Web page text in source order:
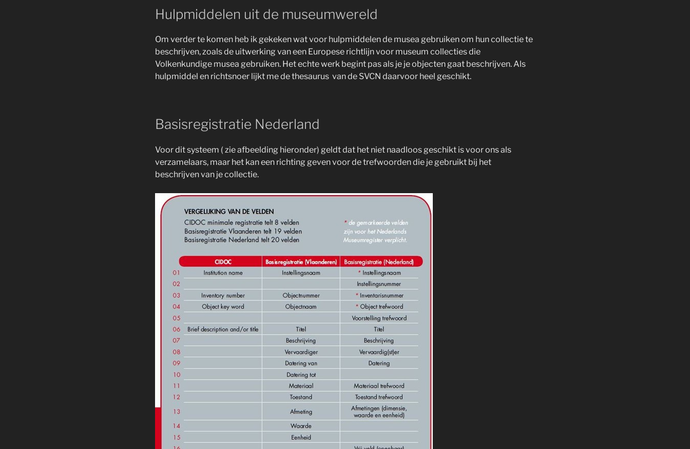
Hulpmiddelen uit de museumwereld
Om verder te komen heb ik gekeken wat voor hulpmiddelen de musea gebruiken om hun collectie te
beschrijven, zoals de uitwerking van een Europese richtlijn voor museum collecties die
Volkenkundige musea gebruiken. Het echte werk begint pas als je je objecten gaat beschrijven. Als
hulpmiddel en richtsnoer lijkt me de thesaurus van de SVCN daarvoor heel geschikt.
Basisregistratie Nederland
Voor dit systeem ( zie afbeelding hieronder) geldt dat het niet naadloos geschikt is voor ons als
verzamelaars, maar het kan een richting geven voor de trefwoorden die je gebruikt bij het
beschrijven van je collectie.